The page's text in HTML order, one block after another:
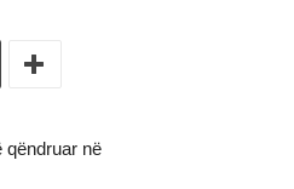
qëndruar në